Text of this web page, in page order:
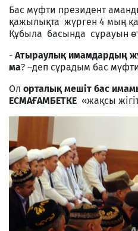
Бас мүфти президент
қажылықта жүрген 4 мың
Құбыла басында сұрауын
- Атыраулық имамдардың
ма? –деп сұрадым бас
Ол орталық мешіт бас
ЕСМАҒАМБЕТКЕ «жақсы